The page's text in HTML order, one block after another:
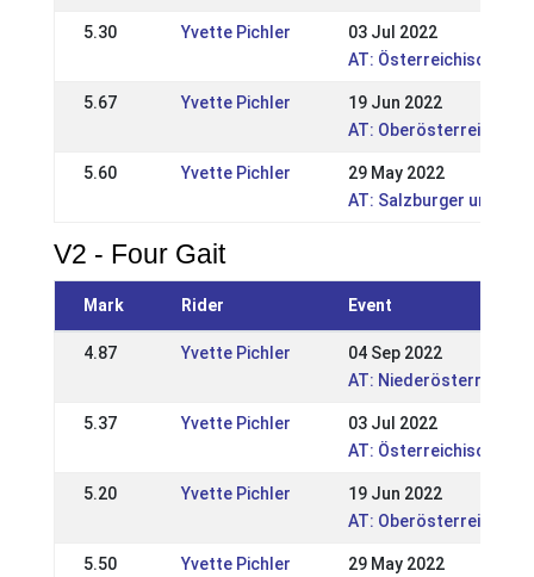
5.30 Yvette Pichler
03 Jul 2022
AT: Österreichische
5.67 Yvette Pichler
19 Jun 2022
AT:
5.60 Yvette Pichler
29 May 2022
AT: Salzburger und
V2 - Four Gait
Mark Rider Event
4.87 Yvette Pichler
04 Sep 2022
AT:
5.37 Yvette Pichler
03 Jul 2022
AT: Österreichische
5.20 Yvette Pichler
19 Jun 2022
AT:
5.50 Yvette Pichler
29 May 2022